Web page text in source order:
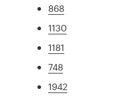
868
1130
1181
748
1942